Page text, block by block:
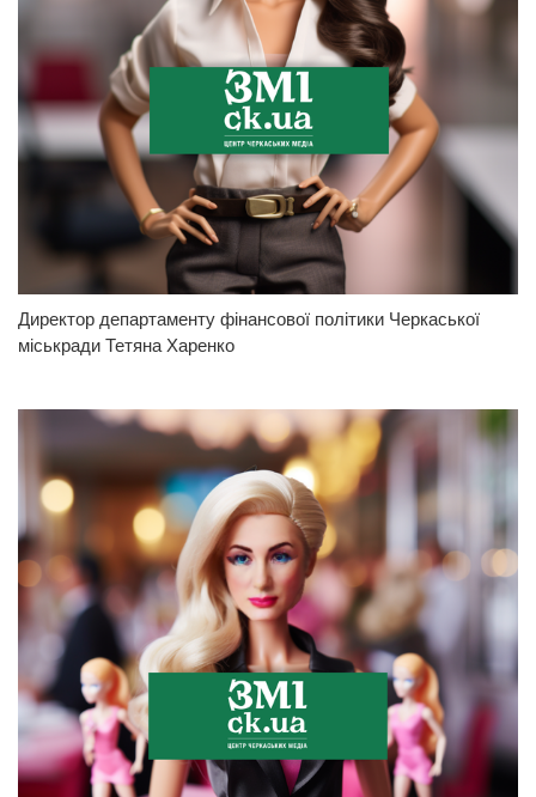
Директор департаменту фінансової політики Черкаської
міськради Тетяна Харенко